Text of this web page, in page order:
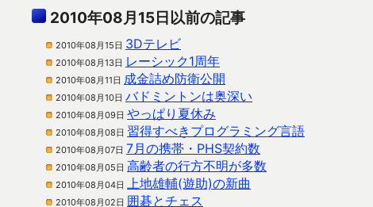
2010年08月15日以前の記事
2010年08月15日 3Dテレビ
2010年08月13日 レーシック1周年
2010年08月11日 成金詰め防衛公開
2010年08月10日 バドミントンは奥深い
2010年08月09日 やっぱり夏休み
2010年08月08日 習得すべきプログラミング言語
2010年08月07日 7月の携帯・PHS契約数
2010年08月05日 高齢者の行方不明が多数
2010年08月04日 上地雄輔(遊助)の新曲
2010年08月02日 囲碁とチェス